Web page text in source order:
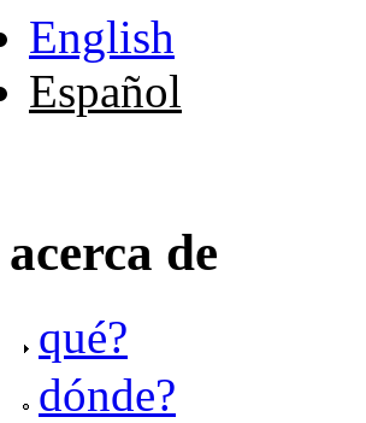
English
Español
acerca de
qué?
dónde?